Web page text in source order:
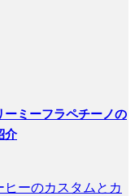
ーミーフラペチーノの
介
ヒーのカスタムとカ